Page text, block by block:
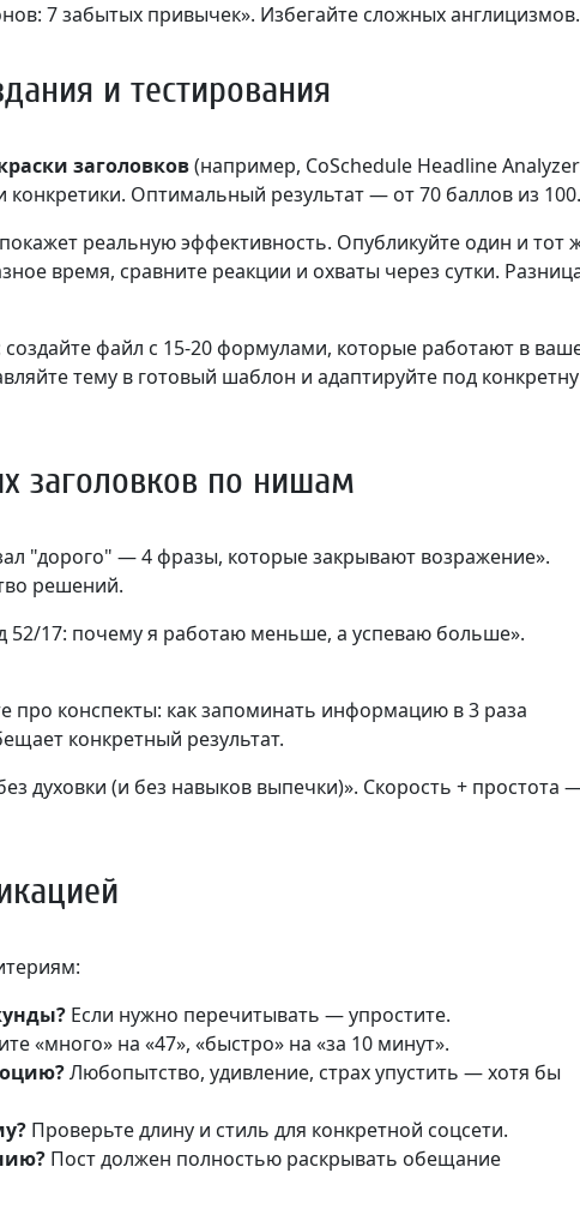
7 забытых привычек». Избегайте сложных англицизмов.
и тестирования
заголовков(например, CoSchedule Headline
Оптимальный результат — от 70 баллов из 100.
покажет реальную эффективность. Опубликуйте один и тот
время, сравните реакции и охваты через сутки.
создайте файл с 15-20 формулами, которые работают в
тему в готовый шаблон и адаптируйте под
заголовков по нишам
"дорого" — 4 фразы, которые закрывают возражение».
решений.
52/17: почему я работаю меньше, а успеваю больше».
про конспекты: как запоминать информацию в 3 раза
конкретный результат.
духовки (и без навыков выпечки)». Скорость + простота
Если нужно перечитывать — упростите.
«много» на «47», «быстро» на «за 10 минут».
Любопытство, удивление, страх упустить — хотя бы
Проверьте длину и стиль для конкретной соцсети.
Пост должен полностью раскрывать обещание